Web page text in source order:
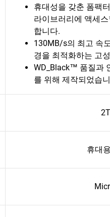
휴대성을 갖춘 폼팩
라이브러리에 액세
합니다.
130MB/s의 최고 속
경을 최적화하는 고
WD_Black™ 품질과
를 위해 제작되었습
휴대